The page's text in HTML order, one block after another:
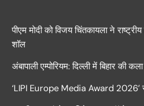
पीएम मोदी को विजय चिंतकायला ने
शॉल
अंबापाली एम्पोरियम: दिल्ली में बिहार की
‘LIPI Europe Media Award 2026’ से